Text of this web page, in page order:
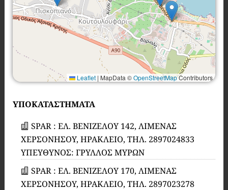
Leaflet | MapData ©OpenStreetMapContributors
ΥΠΟΚΑΤΑΣΤΗΜΑΤΑ
SPAR : ΕΛ. ΒΕΝΙΖΕΛΟΥ 142, ΛΙΜΕΝΑΣ
ΧΕΡΣΟΝΗΣΟΥ, ΗΡΑΚΛΕΙΟ, ΤΗΛ. 2897024833
ΥΠΕΥΘΥΝΟΣ: ΓΡΥΛΛΟΣ ΜΥΡΩΝ
SPAR : ΕΛ. ΒΕΝΙΖΕΛΟΥ 170, ΛΙΜΕΝΑΣ
ΧΕΡΣΟΝΗΣΟΥ, ΗΡΑΚΛΕΙΟ, ΤΗΛ. 2897023278